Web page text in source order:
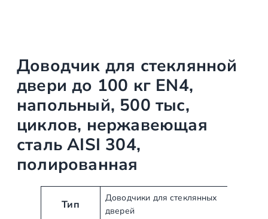
Доводчик для стеклянной
двери до 100 кг EN4,
напольный, 500 тыс,
циклов, нержавеющая
сталь AISI 304,
полированная
З
Тип
Доводчики для стеклянных
дверей